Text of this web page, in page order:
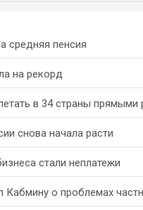
средняя пенсия
на рекорд
в 34 страны прямыми
снова начала расти
стали неплатежи
о проблемах